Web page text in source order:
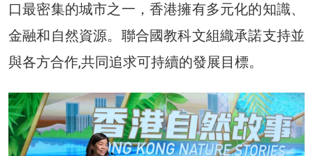
口最密集的城市之一，香港擁有多元化的知識、
金融和自然資源。聯合國教科文組織承諾支持並
與各方合作,共同追求可持續的發展目標。